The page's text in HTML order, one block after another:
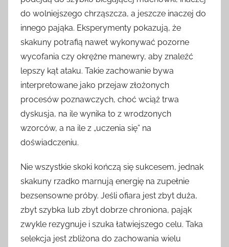
do wolniejszego chrząszcza, a jeszcze inaczej do
innego pająka. Eksperymenty pokazują, że
skakuny potrafią nawet wykonywać pozorne
wycofania czy okrężne manewry, aby znaleźć
lepszy kąt ataku. Takie zachowanie bywa
interpretowane jako przejaw złożonych
procesów poznawczych, choć wciąż trwa
dyskusja, na ile wynika to z wrodzonych
wzorców, a na ile z „uczenia się” na
doświadczeniu.
Nie wszystkie skoki kończą się sukcesem, jednak
skakuny rzadko marnują energię na zupełnie
bezsensowne próby. Jeśli ofiara jest zbyt duża,
zbyt szybka lub zbyt dobrze chroniona, pająk
zwykle rezygnuje i szuka łatwiejszego celu. Taka
selekcja jest zbliżona do zachowania wielu